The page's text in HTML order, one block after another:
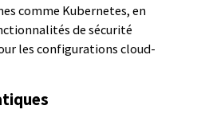
comme Kubernetes, en
de sécurité
les configurations cloud-